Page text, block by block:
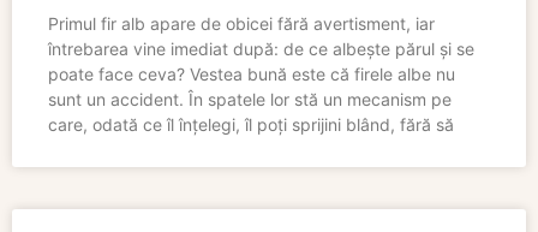
Primul fir alb apare de obicei fără avertisment, iar
întrebarea vine imediat după: de ce albește părul și se
poate face ceva? Vestea bună este că firele albe nu
sunt un accident. În spatele lor stă un mecanism pe
care, odată ce îl înțelegi, îl poți sprijini blând, fără să